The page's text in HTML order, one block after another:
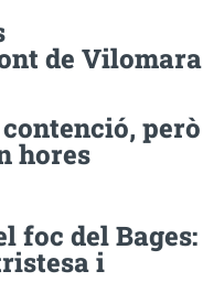
de Vilomara
però
hores
foc del Bages:
i